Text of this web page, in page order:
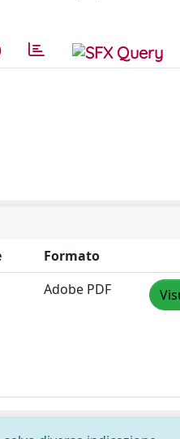
Formato
Adobe PDF